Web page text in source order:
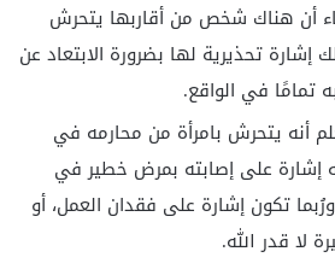
أن هناك شخص من أقاربها يتحرش
إشارة تحذيرية لها بضرورة الابتعاد عن
تمامًا في الواقع.
أنه يتحرش بامرأة من محارمه في
إشارة على إصابته بمرض خطير في
ورُبما تكون إشارة على فقدان العمل، أو
لا قدر الله.